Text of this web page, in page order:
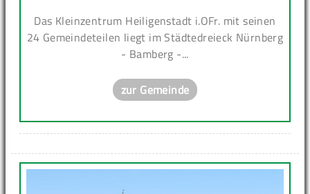
Das Kleinzentrum Heiligenstadt i.OFr. mit seinen
24 Gemeindeteilen liegt im Städtedreieck Nürnberg
- Bamberg -...
zur Gemeinde